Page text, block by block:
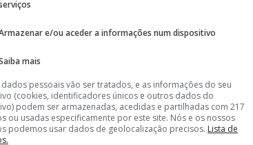
NÃO FAVORECE, MAS BENFICA AINDA LUTA
EM QUE O BENFICA PARTICIPOU FOI UM
CLUBES E FAZ HISTÓRIA
e/ou aceder a informações num dispositivo
mais
dados pessoais vão ser tratados, e as informações do seu
(cookies, identificadores únicos e outros dados do
podem ser armazenadas, acedidas e partilhadas com 217
ou usadas especificamente por este site. Nós e os nossos
podemos usar dados de geolocalização precisos. Lista de